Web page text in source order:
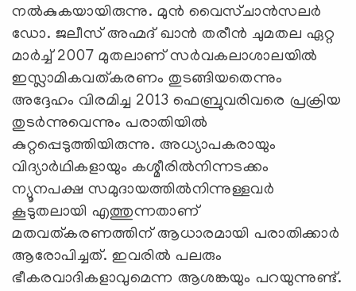
നല്‍കുകയായിരുന്നു. മുന്‍ വൈസ്ചാന്‍സലര്‍
ഡോ. ജലീസ് അഹ്മദ് ഖാന്‍ തരീന്‍ ചുമതല ഏറ്റ
മാര്‍ച്ച് 2007 മുതലാണ് സര്‍വകലാശാലയില്‍
ഇസ്ലാമികവത്കരണം തുടങ്ങിയതെന്നും
അദ്ദേഹം വിരമിച്ച 2013 ഫെബ്രുവരിവരെ പ്രക്രിയ
തുടര്‍ന്നുവെന്നും പരാതിയില്‍
കുറ്റപ്പെടുത്തിയിരുന്നു. അധ്യാപകരായും
വിദ്യാര്‍ഥികളായും കശ്മീരില്‍നിന്നടക്കം
ന്യൂനപക്ഷ സമുദായത്തില്‍നിന്നുള്ളവര്‍
കൂടുതലായി എത്തുന്നതാണ്
മതവത്കരണത്തിന് ആധാരമായി പരാതിക്കാര്‍
ആരോപിച്ചത്. ഇവരില്‍ പലരും
ഭീകരവാദികളാവുമെന്ന ആശങ്കയും പറയുന്നുണ്ട്.